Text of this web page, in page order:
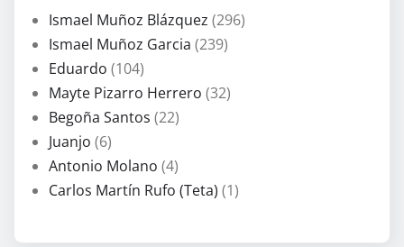
Ismael Muñoz Blázquez (296)
Ismael Muñoz Garcia (239)
Eduardo (104)
Mayte Pizarro Herrero (32)
Begoña Santos (22)
Juanjo (6)
Antonio Molano (4)
Carlos Martín Rufo (Teta) (1)